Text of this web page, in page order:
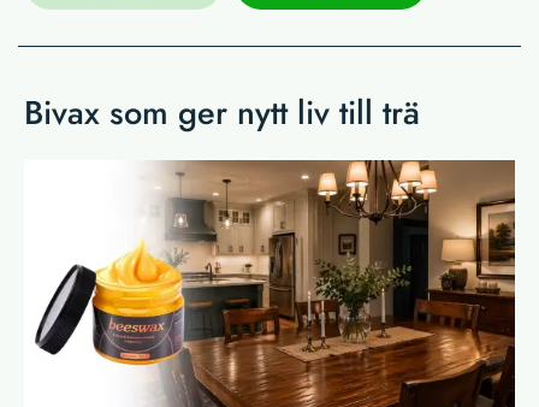
Bivax som ger nytt liv till trä